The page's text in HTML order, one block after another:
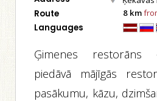
Route 8 km
Languages
Ģimenes restorāns -
piedāvā mājīgās
pasākumu, kāzu,